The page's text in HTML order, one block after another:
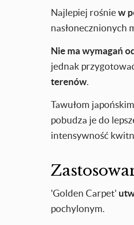
Najlepiej rośniew
nasłonecznionych
Nie ma wymagań
jednak
terenów.
Tawułom japońskim
pobudza je do
intensywność
'Golden Carpet'
pochylonym.